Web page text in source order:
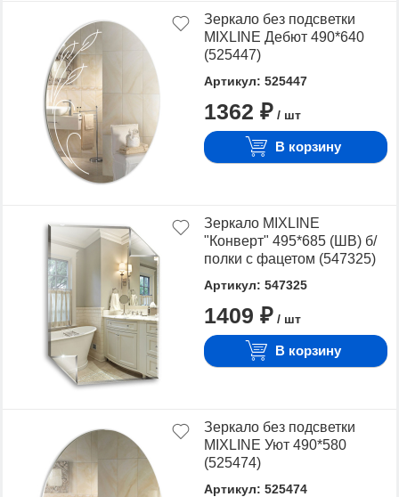
Зеркало без подсветки
MIXLINE Дебют 490*640
(525447)
Артикул: 525447
1362 ₽ / шт
В корзину
Зеркало MIXLINE
"Конверт" 495*685 (ШВ) б/
полки с фацетом (547325)
Артикул: 547325
1409 ₽ / шт
В корзину
Зеркало без подсветки
MIXLINE Уют 490*580
(525474)
Артикул: 525474